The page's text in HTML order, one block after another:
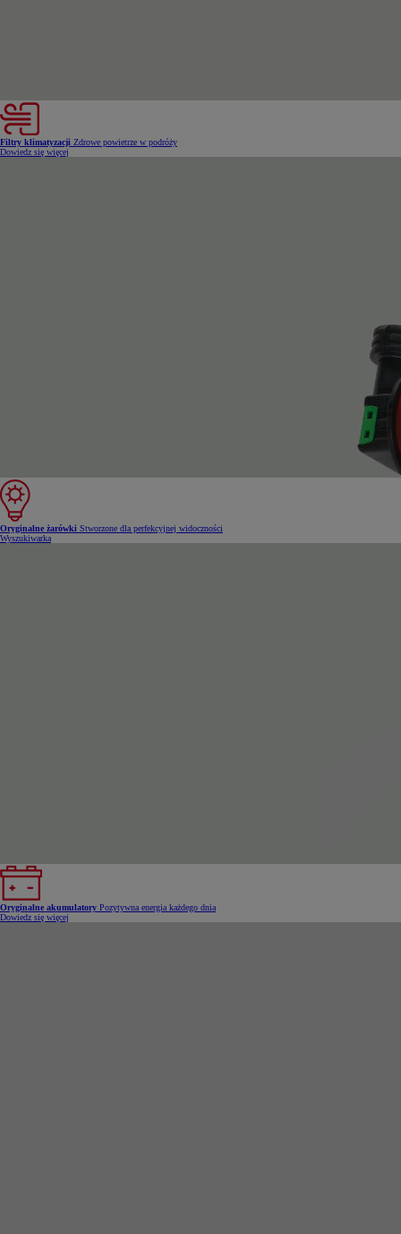
Filtry klimatyzacji Zdrowe powietrze w podróży
Dowiedz się więcej
Oryginalne żarówki Stworzone dla perfekcyjnej widoczności
Wyszukiwarka
Oryginalne akumulatory Pozytywna energia każdego dnia
Dowiedz się więcej